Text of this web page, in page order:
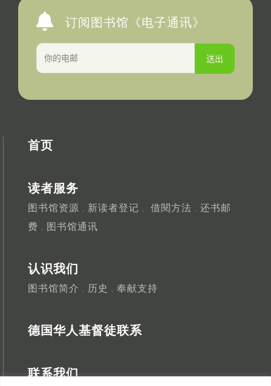
订阅图书馆《电子通讯》
首页
读者服务
图书馆资源 ， 新读者登记 ， 借閱方法 ， 还书邮
费 ， 图书馆通讯
认识我们
图书馆简介 ， 历史 ， 奉献支持
德国华人基督徒联系
联系我们